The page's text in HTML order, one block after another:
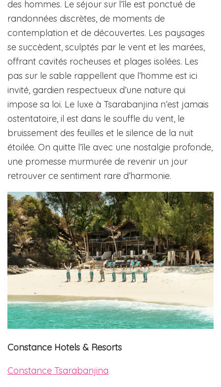
des hommes. Le séjour sur l’île est ponctué de
randonnées discrètes, de moments de
contemplation et de découvertes. Les paysages
se succèdent, sculptés par le vent et les marées,
offrant cavités rocheuses et plages isolées. Les
pas sur le sable rappellent que l’homme est ici
invité, gardien respectueux d’une nature qui
impose sa loi. Le luxe à Tsarabanjina n’est jamais
ostentatoire, il est dans le souffle du vent, le
bruissement des feuilles et le silence de la nuit
étoilée. On quitte l’île avec une nostalgie profonde,
une promesse murmurée de revenir un jour
retrouver ce sentiment rare d’harmonie.
Constance Hotels & Resorts
Constance Tsarabanjina